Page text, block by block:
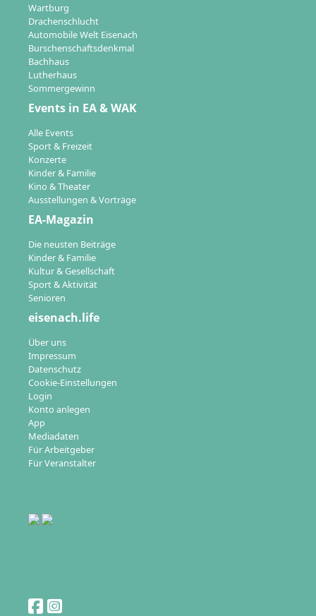
Wartburg
Drachenschlucht
Automobile Welt Eisenach
Burschenschaftsdenkmal
Bachhaus
Lutherhaus
Sommergewinn
Events in EA & WAK
Alle Events
Sport & Freizeit
Konzerte
Kinder & Familie
Kino & Theater
Ausstellungen & Vorträge
EA-Magazin
Die neusten Beiträge
Kinder & Familie
Kultur & Gesellschaft
Sport & Aktivität
Senioren
eisenach.life
Über uns
Impressum
Datenschutz
Cookie-Einstellungen
Login
Konto anlegen
App
Mediadaten
Für Arbeitgeber
Für Veranstalter